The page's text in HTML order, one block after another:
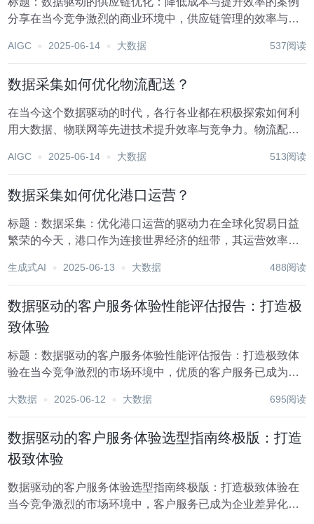
分享在当今竞争激烈的商业环境中，供应链管理的效率与成
据、人工智能等先进技术的飞速发展，数据驱动的供应链优
AIGC 2025-06-14 大数据 537阅读
数据采集如何优化物流配送？
在当今这个数据驱动的时代，各行各业都在积极探索如何利
用大数据、物联网等先进技术提升效率与竞争力。物流配送
到企业的成本控制、客户满意度及市场竞争力。数据采集技
AIGC 2025-06-14 大数据 513阅读
数据采集如何优化港口运营？
标题：数据采集：优化港口运营的驱动力在全球化贸易日益
繁荣的今天，港口作为连接世界经济的纽带，其运营效率直
速发展，数据采集技术正逐步成为提升港口运营管理水平、
生成式AI 2025-06-13 大数据 488阅读
数据驱动的客户服务体验性能评估报告：打造极
致体验
标题：数据驱动的客户服务体验性能评估报告：打造极致体
验在当今竞争激烈的市场环境中，优质的客户服务已成为企
据、人工智能等技术的飞速发展，数据驱动的客户服务体验
大数据 2025-06-12 大数据 695阅读
数据驱动的客户服务体验选型指南终极版：打造
极致体验
数据驱动的客户服务体验选型指南终极版：打造极致体验在
当今竞争激烈的市场环境中，客户服务已成为企业差异化竞